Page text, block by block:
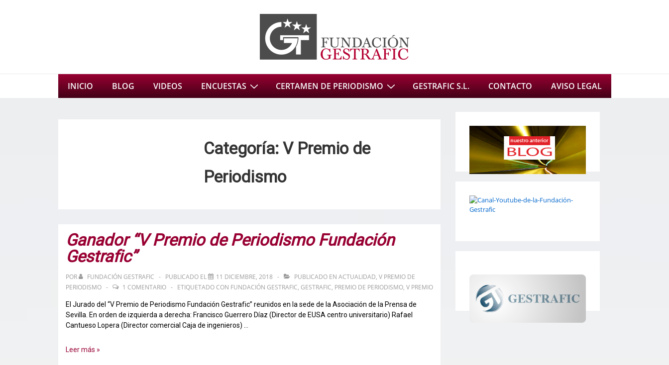
INICIO BLOG VIDEOS ENCUESTAS CERTAMEN DE PERIODISMO GESTRAFIC S.L. CONTACTO AVISO LEGAL
Categoría: V Premio de
Periodismo
Ganador “V Premio de Periodismo Fundación
Gestrafic”
POR FUNDACIÓN GESTRAFIC PUBLICADO EL 11 DICIEMBRE, 2018 PUBLICADO EN ACTUALIDAD, V PREMIO DE
PERIODISMO
1 COMENTARIO ETIQUETADO CON FUNDACIÓN GESTRAFIC, GESTRAFIC, PREMIO DE PERIODISMO, V PREMIO
El Jurado del “V Premio de Periodismo Fundación Gestrafic” reunidos en la sede de la Asociación de la Prensa de
Sevilla. En orden de izquierda a derecha: Francisco Guerrero Díaz (Director de EUSA centro universitario) Rafael
Cantueso Lopera (Director comercial Caja de ingenieros) …
Ganador
Leer más »